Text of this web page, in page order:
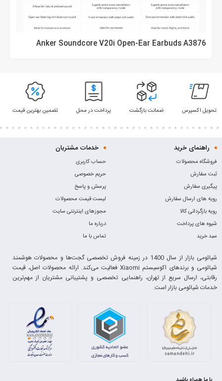
Anker Soundcore V20i Open-Ear Earbuds A3876
تحویل اکسپرس ضمانت بازگشت پرداخت در محل تضمین بهترین قیمت
راهنمای خرید
فروشگاه محصولات
ثبت سفارش
پیگیری سفارش
رویه های ارسال سفارش
رویه بازگردانی کالا
شیوه های پرداخت
سبد خرید
خدمات مشتریان
حساب کاربری
حریم خصوصی
پرسش و پاسخ
لیست قیمت محصولات
مجوزهای اینترنتی سایت
درباره ما
تماس با ما
شیائومی بازار از سال 1400 در زمینه فروش تخصصی گجت‌ها و محصولات هوشمند
شیائومی و برندهای اکوسیستم Xiaomi فعالیت می‌کند. ارائه محصولات اصل، قیمت
رقابتی، ارسال سریع از تهران، راهنمایی تخصصی و پشتیبانی مشتریان از مهم‌ترین
خدمات شیائومی بازار است.